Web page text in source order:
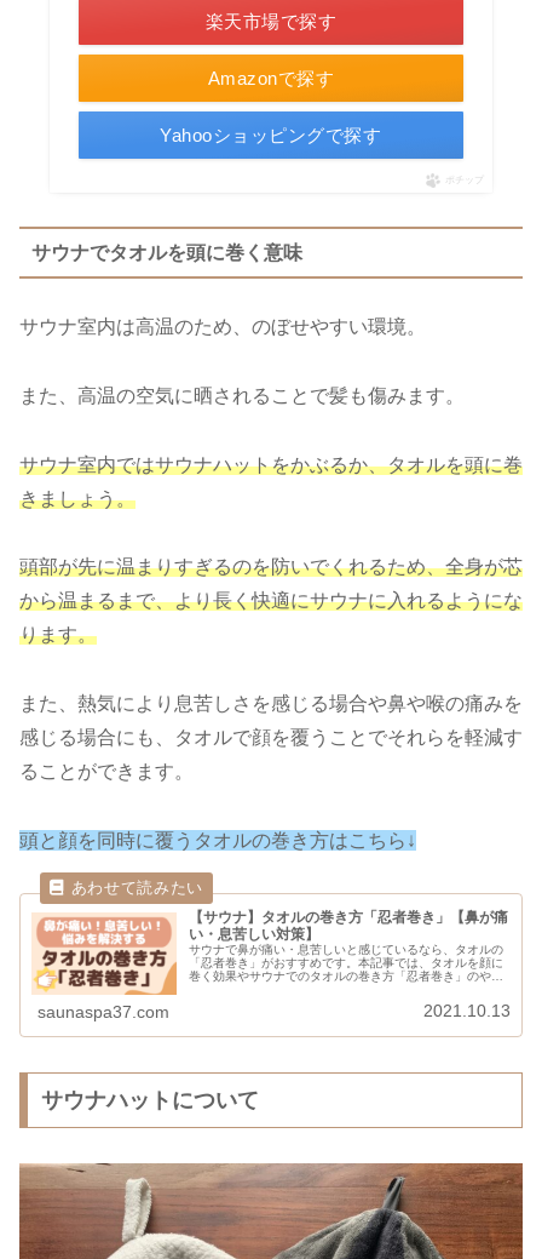
Amazonで探す
楽天市場で探す
Yahooショッピングで探す
ポチップ
サウナでタオルを頭に巻く意味
サウナ室内は高温のため、のぼせやすい環境。
また、高温の空気に晒されることで髪も傷みます。
サウナ室内ではサウナハットをかぶるか、タオルを頭に巻
きましょう。
頭部が先に温まりすぎるのを防いでくれるため、全身が芯
から温まるまで、より長く快適にサウナに入れるようにな
ります。
また、熱気により息苦しさを感じる場合や鼻や喉の痛みを
感じる場合にも、タオルで顔を覆うことでそれらを軽減す
ることができます。
頭と顔を同時に覆うタオルの巻き方はこちら↓
【サウナ】タオルの巻き方「忍者巻き」【鼻が痛
い・息苦しい対策】
サウナで鼻が痛い・息苦しいと感じているなら、タオルの
「忍者巻き」がおすすめです。本記事では、タオルを顔に
巻く効果やサウナでのタオルの巻き方「忍者巻き」のやり
り高い効果を求める人におすすめのアイテムも紹介。
saunaspa37.com 2021.10.13
サウナハットについて